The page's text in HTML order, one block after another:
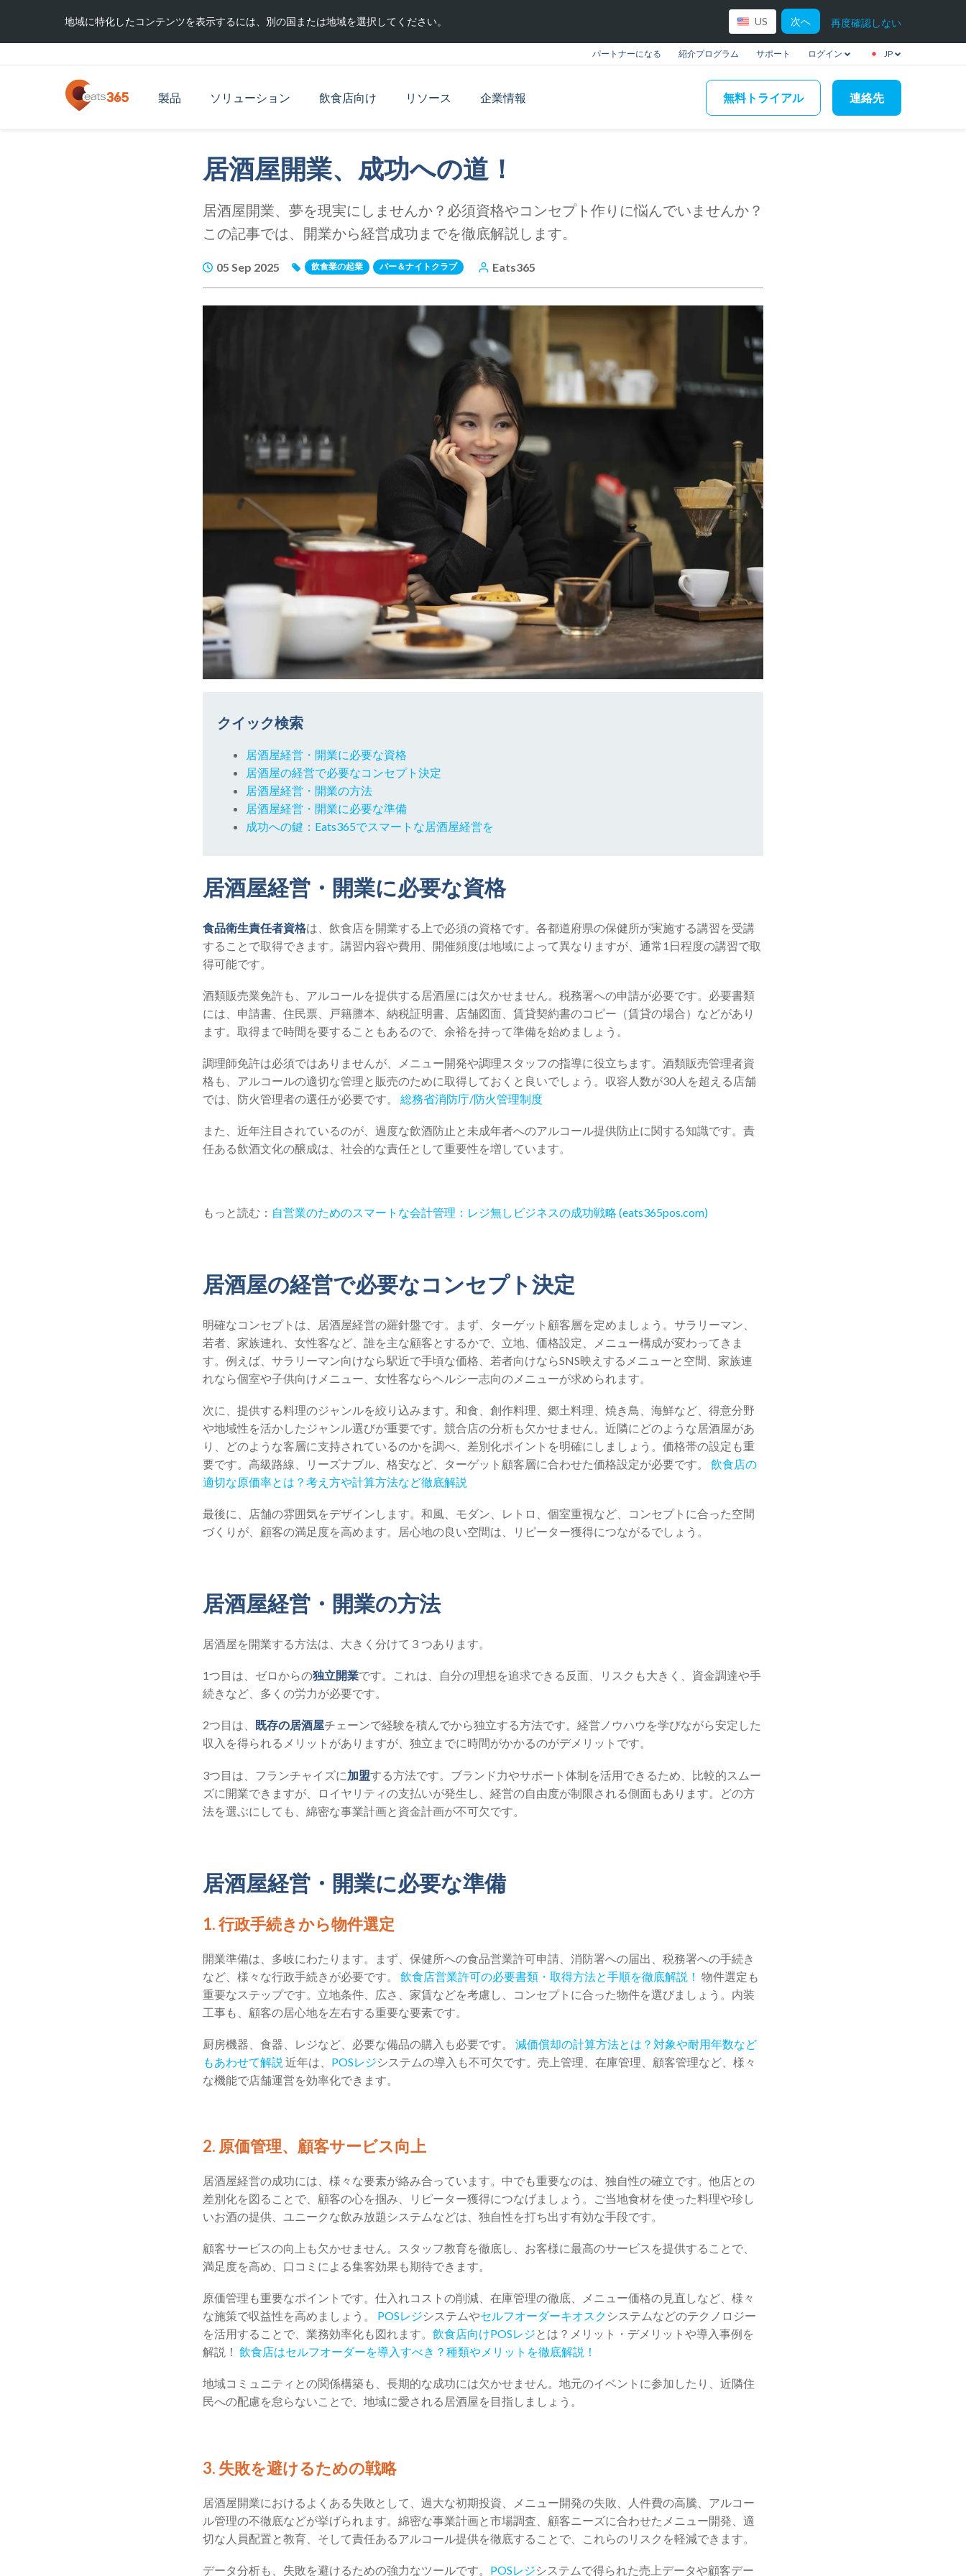
地域に特化したコンテンツを表示するには、別の国または地域を選択してください。 US 次へ 再度確認しない
パートナーになる 紹介プログラム サポート ログイン JP
製品 ソリューション 飲食店向け リソース 企業情報 無料トライアル 連絡先
居酒屋開業、成功への道！
居酒屋開業、夢を現実にしませんか？必須資格やコンセプト作りに悩んでいませんか？
この記事では、開業から経営成功までを徹底解説します。
05 Sep 2025 飲食業の起業 バー＆ナイトクラブ Eats365
クイック検索
居酒屋経営・開業に必要な資格
居酒屋の経営で必要なコンセプト決定
居酒屋経営・開業の方法
居酒屋経営・開業に必要な準備
成功への鍵：Eats365でスマートな居酒屋経営を
居酒屋経営・開業に必要な資格
食品衛生責任者資格は、飲食店を開業する上で必須の資格です。各都道府県の保健所が実施する講習を受講
することで取得できます。講習内容や費用、開催頻度は地域によって異なりますが、通常1日程度の講習で取
得可能です。
酒類販売業免許も、アルコールを提供する居酒屋には欠かせません。税務署への申請が必要です。必要書類
には、申請書、住民票、戸籍謄本、納税証明書、店舗図面、賃貸契約書のコピー（賃貸の場合）などがあり
ます。取得まで時間を要することもあるので、余裕を持って準備を始めましょう。
調理師免許は必須ではありませんが、メニュー開発や調理スタッフの指導に役立ちます。酒類販売管理者資
格も、アルコールの適切な管理と販売のために取得しておくと良いでしょう。収容人数が30人を超える店舗
では、防火管理者の選任が必要です。 総務省消防庁/防火管理制度
また、近年注目されているのが、過度な飲酒防止と未成年者へのアルコール提供防止に関する知識です。責
任ある飲酒文化の醸成は、社会的な責任として重要性を増しています。
もっと読む： 自営業のためのスマートな会計管理：レジ無しビジネスの成功戦略 (eats365pos.com)
居酒屋の経営で必要なコンセプト決定
明確なコンセプトは、居酒屋経営の羅針盤です。まず、ターゲット顧客層を定めましょう。サラリーマン、
若者、家族連れ、女性客など、誰を主な顧客とするかで、立地、価格設定、メニュー構成が変わってきま
す。例えば、サラリーマン向けなら駅近で手頃な価格、若者向けならSNS映えするメニューと空間、家族連
れなら個室や子供向けメニュー、女性客ならヘルシー志向のメニューが求められます。
次に、提供する料理のジャンルを絞り込みます。和食、創作料理、郷土料理、焼き鳥、海鮮など、得意分野
や地域性を活かしたジャンル選びが重要です。競合店の分析も欠かせません。近隣にどのような居酒屋があ
り、どのような客層に支持されているのかを調べ、差別化ポイントを明確にしましょう。価格帯の設定も重
要です。高級路線、リーズナブル、格安など、ターゲット顧客層に合わせた価格設定が必要です。 飲食店の
適切な原価率とは？考え方や計算方法など徹底解説
最後に、店舗の雰囲気をデザインします。和風、モダン、レトロ、個室重視など、コンセプトに合った空間
づくりが、顧客の満足度を高めます。居心地の良い空間は、リピーター獲得につながるでしょう。
居酒屋経営・開業の方法
居酒屋を開業する方法は、大きく分けて３つあります。
1つ目は、ゼロからの独立開業です。これは、自分の理想を追求できる反面、リスクも大きく、資金調達や手
続きなど、多くの労力が必要です。
2つ目は、 既存の居酒屋チェーンで経験を積んでから独立する方法です。経営ノウハウを学びながら安定した
収入を得られるメリットがありますが、独立までに時間がかかるのがデメリットです。
3つ目は、フランチャイズに加盟する方法です。ブランド力やサポート体制を活用できるため、比較的スムー
ズに開業できますが、ロイヤリティの支払いが発生し、経営の自由度が制限される側面もあります。どの方
法を選ぶにしても、綿密な事業計画と資金計画が不可欠です。
居酒屋経営・開業に必要な準備
1. 行政手続きから物件選定
開業準備は、多岐にわたります。まず、保健所への食品営業許可申請、消防署への届出、税務署への手続き
など、様々な行政手続きが必要です。 飲食店営業許可の必要書類・取得方法と手順を徹底解説！ 物件選定も
重要なステップです。立地条件、広さ、家賃などを考慮し、コンセプトに合った物件を選びましょう。内装
工事も、顧客の居心地を左右する重要な要素です。
厨房機器、食器、レジなど、必要な備品の購入も必要です。 減価償却の計算方法とは？対象や耐用年数など
もあわせて解説 近年は、 POSレジシステムの導入も不可欠です。売上管理、在庫管理、顧客管理など、様々
な機能で店舗運営を効率化できます。
2. 原価管理、顧客サービス向上
居酒屋経営の成功には、様々な要素が絡み合っています。中でも重要なのは、独自性の確立です。他店との
差別化を図ることで、顧客の心を掴み、リピーター獲得につなげましょう。ご当地食材を使った料理や珍し
いお酒の提供、ユニークな飲み放題システムなどは、独自性を打ち出す有効な手段です。
顧客サービスの向上も欠かせません。スタッフ教育を徹底し、お客様に最高のサービスを提供することで、
満足度を高め、口コミによる集客効果も期待できます。
原価管理も重要なポイントです。仕入れコストの削減、在庫管理の徹底、メニュー価格の見直しなど、様々
な施策で収益性を高めましょう。 POSレジシステムやセルフオーダーキオスク システムなどのテクノロジー
を活用することで、業務効率化も図れます。 飲食店向けPOSレジ とは？メリット・デメリットや導入事例を
解説！ 飲食店はセルフオーダーを導入すべき？種類やメリットを徹底解説！
地域コミュニティとの関係構築も、長期的な成功には欠かせません。地元のイベントに参加したり、近隣住
民への配慮を怠らないことで、地域に愛される居酒屋を目指しましょう。
3. 失敗を避けるための戦略
居酒屋開業におけるよくある失敗として、過大な初期投資、メニュー開発の失敗、人件費の高騰、アルコー
ル管理の不徹底などが挙げられます。綿密な事業計画と市場調査、顧客ニーズに合わせたメニュー開発、適
切な人員配置と教育、そして責任あるアルコール提供を徹底することで、これらのリスクを軽減できます。
データ分析も、失敗を避けるための強力なツールです。 POSレジシステムで得られた売上データや顧客デー